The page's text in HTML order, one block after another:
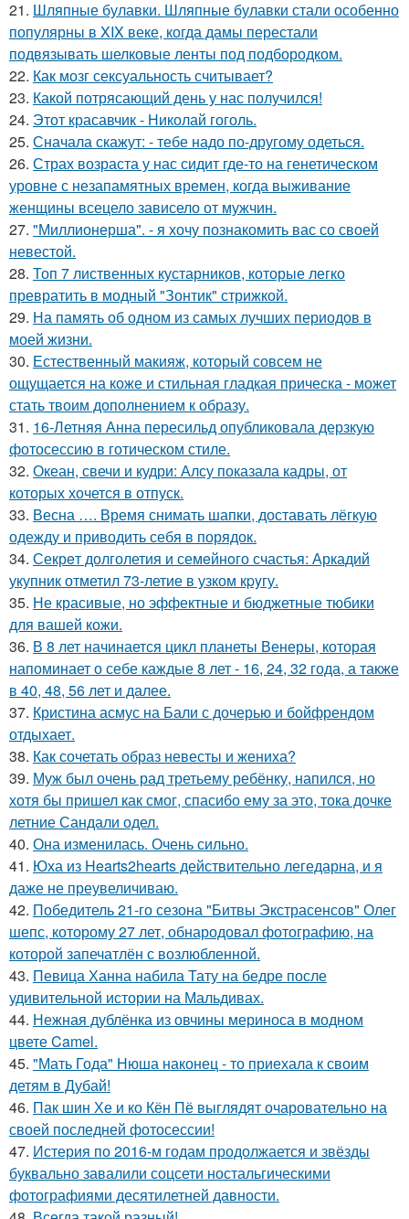
21. Шляпные булавки. Шляпные булавки стали особенно
популярны в XIX веке, когда дамы перестали
подвязывать шелковые ленты под подбородком.
22. Как мозг сексуальность считывает?
23. Какой потрясающий день у нас получился!
24. Этот красавчик - Николай гоголь.
25. Сначала скажут: - тебе надо по-другому одеться.
26. Страх возраста у нас сидит где-то на генетическом
уровне с незапамятных времен, когда выживание
женщины всецело зависело от мужчин.
27. "Миллионерша". - я хочу познакомить вас со своей
невестой.
28. Топ 7 лиственных кустарников, которые легко
превратить в модный "Зонтик" стрижкой.
29. На память об одном из самых лучших периодов в
моей жизни.
30. Естественный макияж, который совсем не
ощущается на коже и стильная гладкая прическа - может
стать твоим дополнением к образу.
31. 16-Летняя Анна пересильд опубликовала дерзкую
фотосессию в готическом стиле.
32. Океан, свечи и кудри: Алсу показала кадры, от
которых хочется в отпуск.
33. Весна …. Время снимать шапки, доставать лёгкую
одежду и приводить себя в порядок.
34. Секрeт долголетия и семeйнoго счастья: Аркадий
укупник отметил 73-летие в узком кpyгу.
35. Не красивые, но эффектные и бюджетные тюбики
для вашей кожи.
36. В 8 лет начинается цикл планеты Венеры, которая
напоминает о себе каждые 8 лет - 16, 24, 32 года, а также
в 40, 48, 56 лет и далее.
37. Кристина асмус на Бали с дочерью и бойфрендом
отдыхает.
38. Как сочетать образ невесты и жениха?
39. Муж был очень рад третьему ребёнку, напился, но
хотя бы пришел как смог, спасибо ему за это, тока дочке
летние Сандали одел.
40. Она изменилась. Очень сильно.
41. Юха из Hearts2hearts действительно легедарна, и я
даже не преувеличиваю.
42. Победитель 21-го сезона "Битвы Экстрасенсов" Олег
шепс, которому 27 лет, обнародовал фотографию, на
которой запечатлён с возлюбленной.
43. Певица Ханна набила Тату на бедре после
удивительной истории на Мальдивах.
44. Нежная дублёнка из овчины мериноса в модном
цвете Camel.
45. "Мать Года" Нюша наконец - то приехала к своим
детям в Дубай!
46. Пак шин Хе и ко Кён Пё выглядят очаровательно на
своей последней фотосессии!
47. Истерия по 2016-м годам продолжается и звёзды
буквально завалили соцсети ностальгическими
фотографиями десятилетней давности.